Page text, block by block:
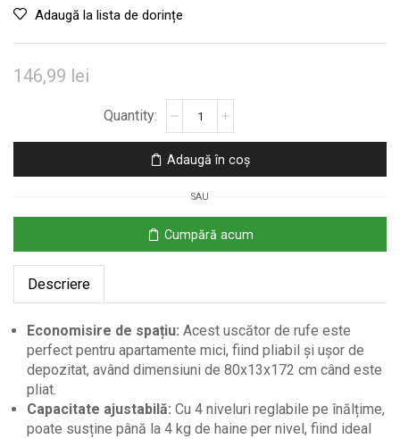
Adaugă la lista de dorințe
146,99 lei
-
Uscător
Rufe
Vertical
Pliabil
Roți
și
4
Rafturi
Desigilat
Adaugă în coș
SAU
Cumpără acum
Descriere
Economisire de spațiu: Acest uscător de rufe este
perfect pentru apartamente mici, fiind pliabil și ușor de
depozitat, având dimensiuni de 80x13x172 cm când este
pliat.
Capacitate ajustabilă: Cu 4 niveluri reglabile pe înălțime,
poate susține până la 4 kg de haine per nivel, fiind ideal